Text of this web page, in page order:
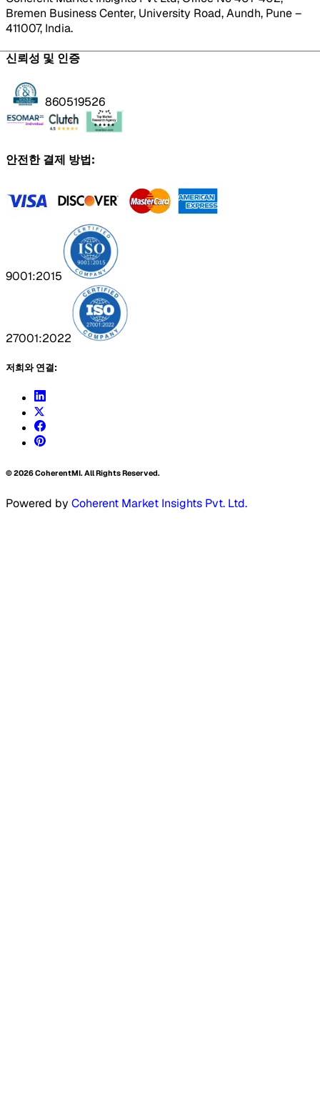
Bremen Business Center, University Road, Aundh, Pune –
411007, India.
신뢰성 및 인증
860519526
안전한 결제 방법:
9001:2015
27001:2022
저희와 연결:
©2026CoherentMI. All Rights Reserved.
Powered by Coherent Market Insights Pvt. Ltd.